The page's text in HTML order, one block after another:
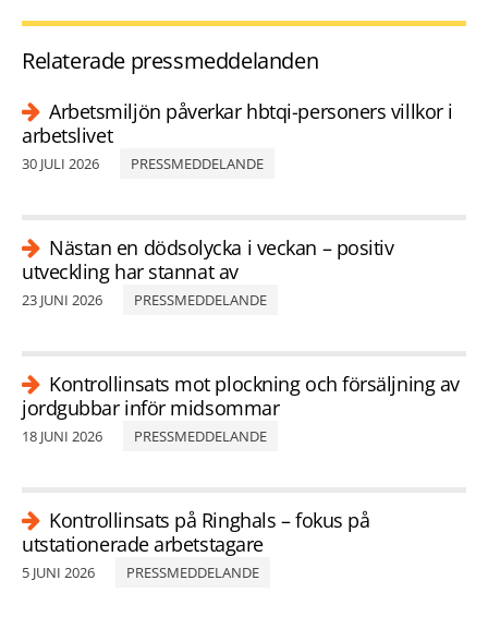
Relaterade pressmeddelanden
Arbetsmiljön påverkar hbtqi-personers villkor i
arbetslivet
30 JULI 2026 PRESSMEDDELANDE
Nästan en dödsolycka i veckan – positiv
utveckling har stannat av
23 JUNI 2026 PRESSMEDDELANDE
Kontrollinsats mot plockning och försäljning av
jordgubbar inför midsommar
18 JUNI 2026 PRESSMEDDELANDE
Kontrollinsats på Ringhals – fokus på
utstationerade arbetstagare
5 JUNI 2026 PRESSMEDDELANDE